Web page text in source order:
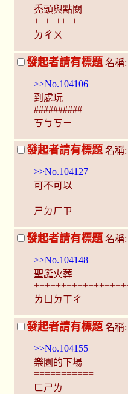
禿頭與點閱
+++++++++
ㄉㄔㄨ
發起者請有標題 名稱:
>>No.104106
到處玩
##########
ㄎㄅㄎㄧ
發起者請有標題 名稱:
>>No.104127
可不可以
ㄕㄉㄏㄗ
發起者請有標題 名稱:
>>No.104148
聖誕火葬
ㄌㄩㄉㄒㄔ
發起者請有標題 名稱:
>>No.104155
樂園的下場
===========
ㄈㄕㄌ